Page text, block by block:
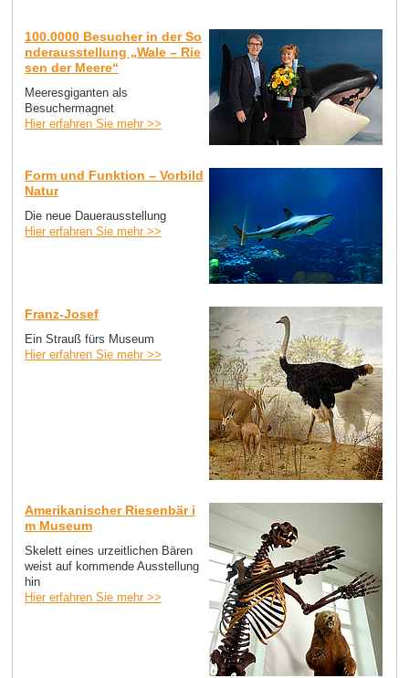
100.0000 Besucher in der So
nderausstellung „Wale – Rie
sen der Meere“
Meeresgiganten als
Besuchermagnet
Hier erfahren Sie mehr >>
Form und Funktion – Vorbild
Natur
Die neue Dauerausstellung
Hier erfahren Sie mehr >>
Franz-Josef
Ein Strauß fürs Museum
Hier erfahren Sie mehr >>
Amerikanischer Riesenbär i
m Museum
Skelett eines urzeitlichen Bären
weist auf kommende Ausstellung
hin
Hier erfahren Sie mehr >>